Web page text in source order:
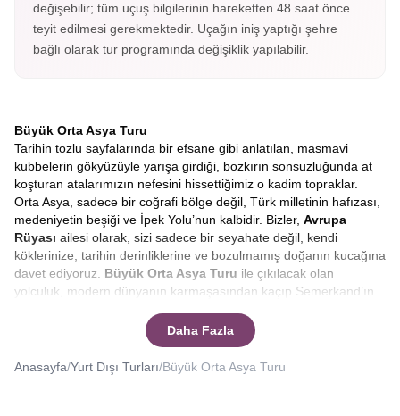
değişebilir; tüm uçuş bilgilerinin hareketten 48 saat önce
teyit edilmesi gerekmektedir. Uçağın iniş yaptığı şehre
bağlı olarak tur programında değişiklik yapılabilir.
Büyük Orta Asya Turu
Tarihin tozlu sayfalarında bir efsane gibi anlatılan, masmavi
kubbelerin gökyüzüyle yarışa girdiği, bozkırın sonsuzluğunda at
koşturan atalarımızın nefesini hissettiğimiz o kadim topraklar.
Orta Asya, sadece bir coğrafi bölge değil, Türk milletinin hafızası,
medeniyetin beşiği ve İpek Yolu’nun kalbidir. Bizler, Avrupa
Rüyası ailesi olarak, sizi sadece bir seyahate değil, kendi
köklerinize, tarihin derinliklerine ve bozulmamış doğanın kucağına
davet ediyoruz. Büyük Orta Asya Turu ile çıkılacak olan
yolculuk, modern dünyanın karmaşasından kaçıp Semerkand’ın
bulacağınız eşsiz bir serüven. Hayalinizdeki o mistik atmosferi
gerçeğe dönüştürmek için hazırladığımızKırgızistan,
Kazakistan, Özbekistanrotasının, her adımda farklı bir hikâye,
Daha Fazla
Anasayfa/Yurt Dışı Turları/Büyük Orta Asya Turu